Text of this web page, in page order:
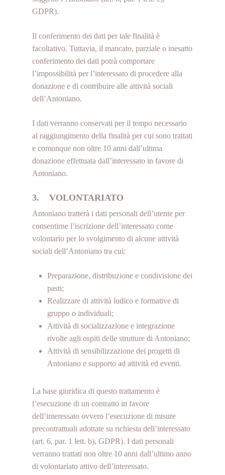
Nessun prodotto nel carrello.
Go to shop
GDPR).
Il conferimento dei dati per tale finalità è
facoltativo. Tuttavia, il mancato, parziale o inesatto
conferimento dei dati potrà comportare
l’impossibilità per l’interessato di procedere alla
donazione e di contribuire alle attività sociali
dell’Antoniano.
I dati verranno conservati per il tempo necessario
al raggiungimento della finalità per cui sono trattati
e comunque non oltre 10 anni dall’ultima
donazione effettuata dall’interessato in favore di
Antoniano.
3. VOLONTARIATO
Antoniano tratterà i dati personali dell’utente per
consentirne l’iscrizione dell’interessato come
volontario per lo svolgimento di alcune attività
sociali dell’Antoniano tra cui:
Preparazione, distribuzione e condivisione dei
pasti;
Realizzare di attività ludico e formative di
gruppo o individuali;
Attività di socializzazione e integrazione
rivolte agli ospiti delle strutture di Antoniano;
Attività di sensibilizzazione dei progetti di
Antoniano e supporto ad attività ed eventi.
La base giuridica di questo trattamento è
l’esecuzione di un contratto in favore
dell’interessato ovvero l’esecuzione di misure
precontrattuali adottate su richiesta dell’interessato
(art. 6, par. 1 lett. b), GDPR). I dati personali
verranno trattati non oltre 10 anni dall’ultimo anno
di volontariato attivo dell’interessato.